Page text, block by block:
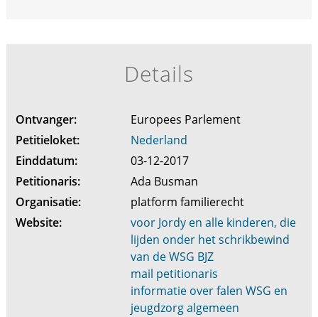
Details
Ontvanger:
Europees Parlement
Petitieloket:
Nederland
Einddatum:
03-12-2017
Petitionaris:
Ada Busman
Organisatie:
platform familierecht
Website:
voor Jordy en alle kinderen, die
lijden onder het schrikbewind
van de WSG BJZ
mail petitionaris
informatie over falen WSG en
jeugdzorg algemeen